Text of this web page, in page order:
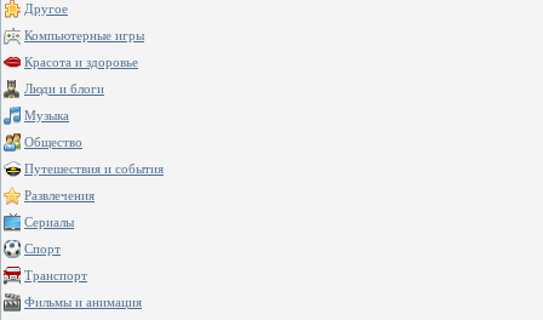
Другое
Компьютерные игры
Красота и здоровье
Люди и блоги
Музыка
Общество
Путешествия и события
Развлечения
Сериалы
Спорт
Транспорт
Фильмы и анимация